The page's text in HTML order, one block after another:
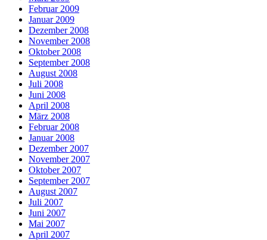
Februar 2009
Januar 2009
Dezember 2008
November 2008
Oktober 2008
September 2008
August 2008
Juli 2008
Juni 2008
April 2008
März 2008
Februar 2008
Januar 2008
Dezember 2007
November 2007
Oktober 2007
September 2007
August 2007
Juli 2007
Juni 2007
Mai 2007
April 2007